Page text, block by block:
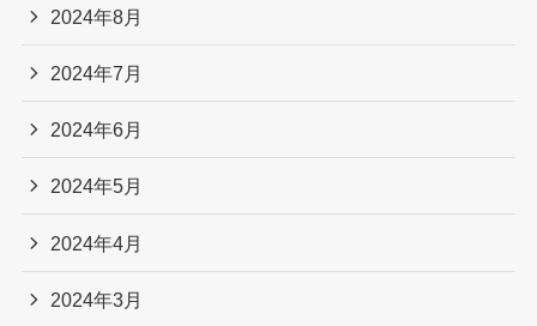
2024年8月
2024年7月
2024年6月
2024年5月
2024年4月
2024年3月